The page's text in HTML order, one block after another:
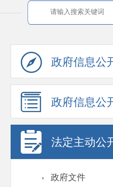
政府信息公
政府信息公
法定主动公
· 政府文件